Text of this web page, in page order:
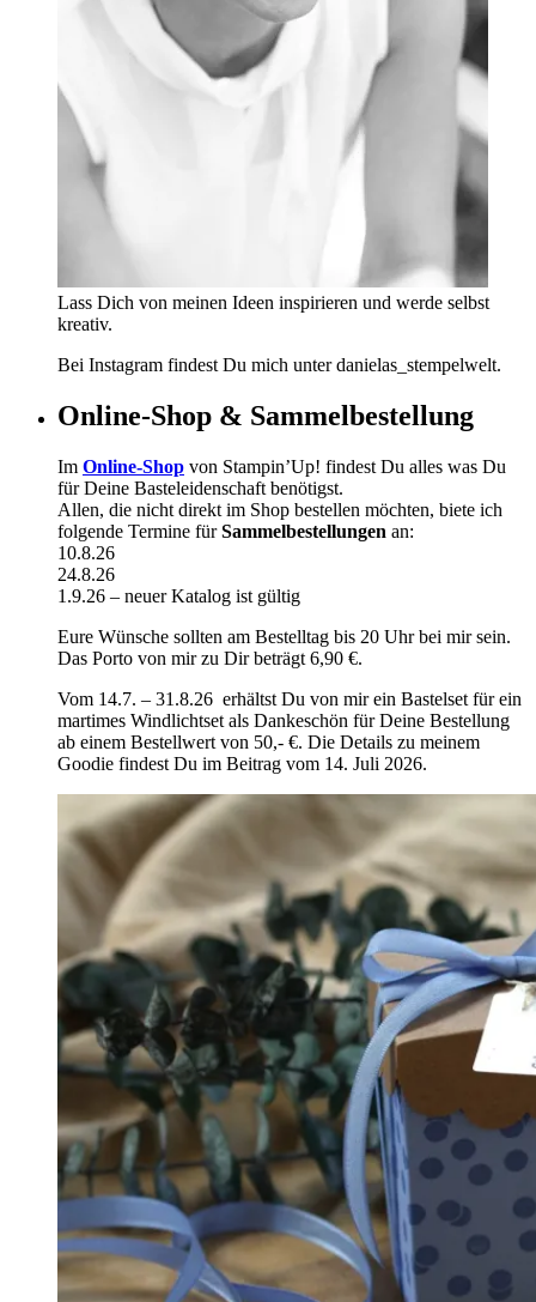
Lass Dich von meinen Ideen inspirieren und werde selbst
kreativ.
Bei Instagram findest Du mich unter danielas_stempelwelt.
Online-Shop & Sammelbestellung
Im Online-Shop von Stampin’Up! findest Du alles was Du
für Deine Basteleidenschaft benötigst.
Allen, die nicht direkt im Shop bestellen möchten, biete ich
folgende Termine fürSammelbestellungen an:
10.8.26
24.8.26
1.9.26 – neuer Katalog ist gültig
Eure Wünsche sollten am Bestelltag bis 20 Uhr bei mir sein.
Das Porto von mir zu Dir beträgt 6,90 €.
Vom 14.7. – 31.8.26 erhältst Du von mir ein Bastelset für ein
martimes Windlichtset als Dankeschön für Deine Bestellung
ab einem Bestellwert von 50,- €. Die Details zu meinem
Goodie findest Du im Beitrag vom 14. Juli 2026.